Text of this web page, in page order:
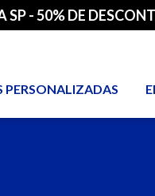
SP - 50% DE
PERSONALIZADAS